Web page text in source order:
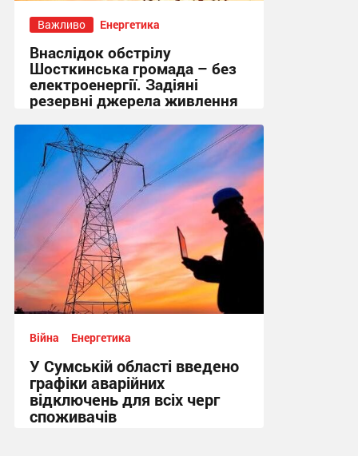
Важливо Енергетика
Внаслідок обстрілу
Шосткинська громада – без
електроенергії. Задіяні
резервні джерела живлення
15:36, 1.08.2026
Війна Енергетика
У Сумській області введено
графіки аварійних
відключень для всіх черг
споживачів